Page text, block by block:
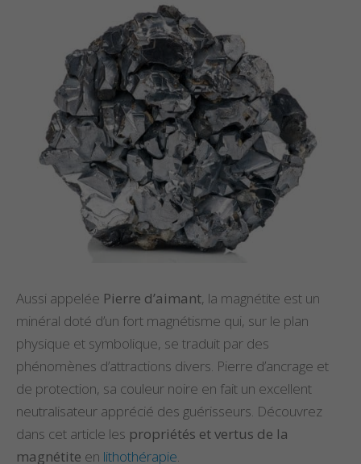
Aussi appelée Pierre d’aimant, la magnétite est un
minéral doté d’un fort magnétisme qui, sur le plan
physique et symbolique, se traduit par des
phénomènes d’attractions divers. Pierre d’ancrage et
de protection, sa couleur noire en fait un excellent
neutralisateur apprécié des guérisseurs. Découvrez
dans cet article les propriétés et vertus de la
magnétite en lithothérapie